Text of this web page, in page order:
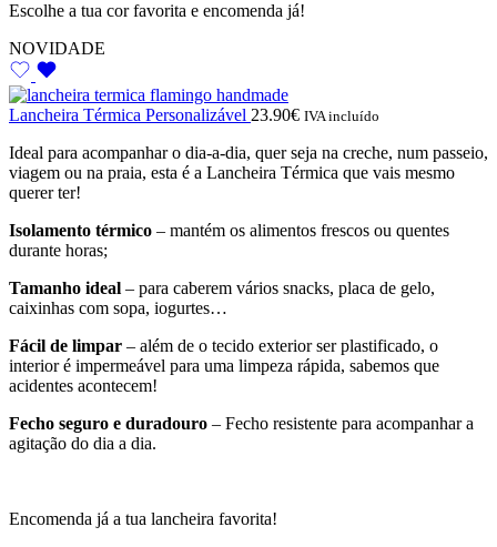
Escolhe a tua cor favorita e encomenda já!
NOVIDADE
Lancheira Térmica Personalizável 23.90€ IVA incluído
Ideal para acompanhar o dia-a-dia, quer seja na creche, num passeio,
viagem ou na praia, esta é a Lancheira Térmica que vais mesmo
querer ter!
Isolamento térmico – mantém os alimentos frescos ou quentes
durante horas;
Tamanho ideal – para caberem vários snacks, placa de gelo,
caixinhas com sopa, iogurtes…
Fácil de limpar – além de o tecido exterior ser plastificado, o
interior é impermeável para uma limpeza rápida, sabemos que
acidentes acontecem!
Fecho seguro e duradouro – Fecho resistente para acompanhar a
agitação do dia a dia.
Encomenda já a tua lancheira favorita!